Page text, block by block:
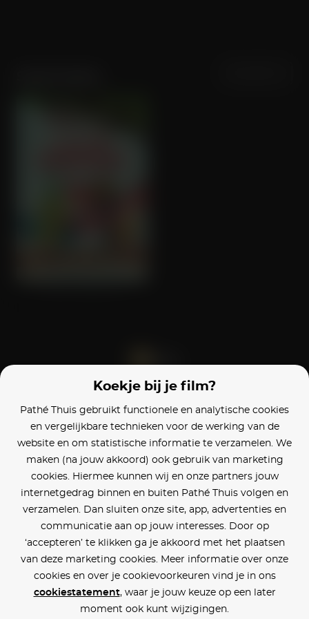
Koekje bij je film?
Pathé Thuis gebruikt functionele en analytische cookies
en vergelijkbare technieken voor de werking van de
website en om statistische informatie te verzamelen. We
maken (na jouw akkoord) ook gebruik van marketing
cookies. Hiermee kunnen wij en onze partners jouw
internetgedrag binnen en buiten Pathé Thuis volgen en
verzamelen. Dan sluiten onze site, app, advertenties en
communicatie aan op jouw interesses. Door op
‘accepteren’ te klikken ga je akkoord met het plaatsen
van deze marketing cookies. Meer informatie over onze
cookies en over je cookievoorkeuren vind je in ons
cookiestatement, waar je jouw keuze op een later
moment ook kunt wijzigingen.
Klantenservice
Betaalinstellingen
Cookie voorkeuren
Over Pathé Thuis
Bioscopen
CVD